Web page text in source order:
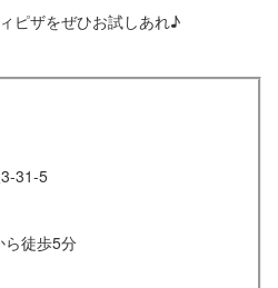
ピザをぜひお試しあれ♪
31-5
ら徒歩5分